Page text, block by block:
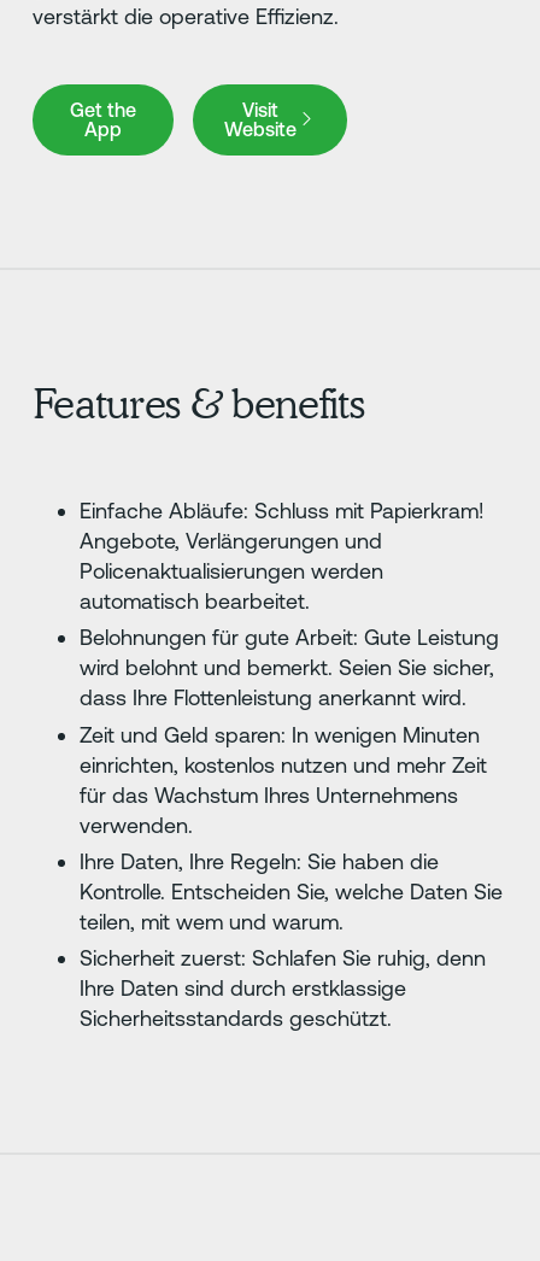
verstärkt die operative Effizienz.
Get the
App
Get the App
Visit
Website
Visit Website
Features & benefits
Einfache Abläufe: Schluss mit Papierkram!
Angebote, Verlängerungen und
Policenaktualisierungen werden
automatisch bearbeitet.
Belohnungen für gute Arbeit: Gute Leistung
wird belohnt und bemerkt. Seien Sie sicher,
dass Ihre Flottenleistung anerkannt wird.
Zeit und Geld sparen: In wenigen Minuten
einrichten, kostenlos nutzen und mehr Zeit
für das Wachstum Ihres Unternehmens
verwenden.
Ihre Daten, Ihre Regeln: Sie haben die
Kontrolle. Entscheiden Sie, welche Daten Sie
teilen, mit wem und warum.
Sicherheit zuerst: Schlafen Sie ruhig, denn
Ihre Daten sind durch erstklassige
Sicherheitsstandards geschützt.